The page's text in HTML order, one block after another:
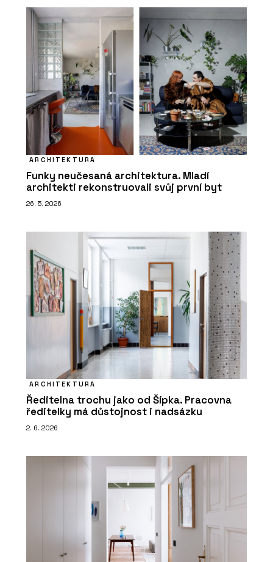
ARCHITEKTURA
Funky neučesaná architektura. Mladí
architekti rekonstruovali svůj první byt
26. 5. 2026
ARCHITEKTURA
Ředitelna trochu jako od Šípka. Pracovna
ředitelky má důstojnost i nadsázku
2. 6. 2026